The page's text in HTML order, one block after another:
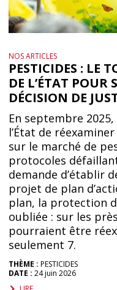
NOS ARTICLES
PESTICIDES : LE
DE L’ÉTAT POUR
DÉCISION DE
En septembre
l’État de
sur le marché de
protocoles
demande d’établir
projet de plan
plan, la protection
oubliée : sur les
pourraient être
seulement 7.
THÈME : PESTICIDES
DATE : 24 juin 2026